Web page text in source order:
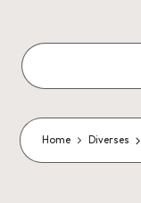
content
Blog
Home Diverses